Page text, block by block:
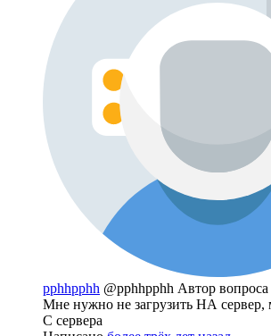
pphhpphh @pphhpphh Автор вопроса
Мне нужно не загрузить НА сервер,
С сервера